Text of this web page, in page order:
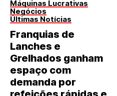
Máquinas Lucrativas
Negócios
Últimas Notícias
Franquias de
Lanches e
Grelhados ganham
espaço com
demanda por